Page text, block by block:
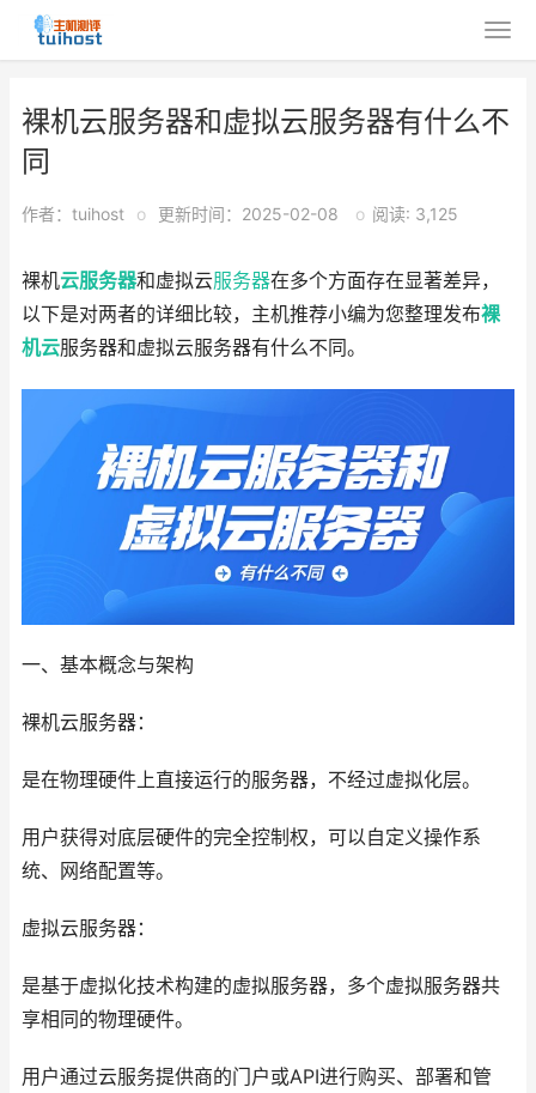
裸机云服务器和虚拟云服务器有什么不
同
作者：tuihost o 更新时间：2025-02-08 o 阅读: 3,125
裸机云服务器和虚拟云服务器在多个方面存在显著差异，
以下是对两者的详细比较，主机推荐小编为您整理发布裸
机云服务器和虚拟云服务器有什么不同。
一、基本概念与架构
裸机云服务器：
是在物理硬件上直接运行的服务器，不经过虚拟化层。
用户获得对底层硬件的完全控制权，可以自定义操作系
统、网络配置等。
虚拟云服务器：
是基于虚拟化技术构建的虚拟服务器，多个虚拟服务器共
享相同的物理硬件。
用户通过云服务提供商的门户或API进行购买、部署和管